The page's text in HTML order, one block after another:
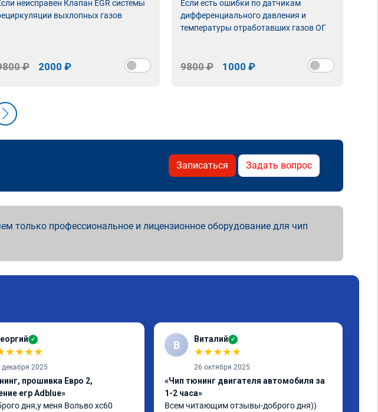
неисправен Клапан EGR системы
выхлопных газов
₽ 2000 ₽
Если есть ошибки по датчикам
дифференциального давления и
температуры отработавших газов ОГ
9800 ₽ 1000 ₽
Записаться Задать вопрос
профессиональное и лицензионное оборудование для чип
✓
★★★★
декабря 2025
прошивка Евро 2,
егр Adblue»
дня,у меня Вольво xc60
В Виталий ✓
★★★★★
26 октября 2025
«Чип тюнинг двигателя автомобиля за
1-2 часа»
Всем читающим отзывы-доброго дня))